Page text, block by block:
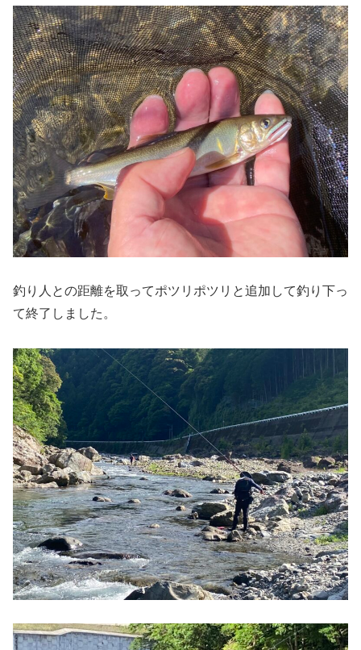
釣り人との距離を取ってポツリポツリと追加して釣り下っ
て終了しました。